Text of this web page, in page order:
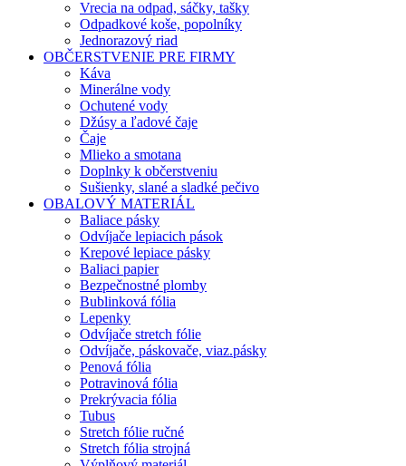
Vrecia na odpad, sáčky, tašky
Odpadkové koše, popolníky
Jednorazový riad
OBČERSTVENIE PRE FIRMY
Káva
Minerálne vody
Ochutené vody
Džúsy a ľadové čaje
Čaje
Mlieko a smotana
Doplnky k občerstveniu
Sušienky, slané a sladké pečivo
OBALOVÝ MATERIÁL
Baliace pásky
Odvíjače lepiacich pások
Krepové lepiace pásky
Baliaci papier
Bezpečnostné plomby
Bublinková fólia
Lepenky
Odvíjače stretch fólie
Odvíjače, páskovače, viaz.pásky
Penová fólia
Potravinová fólia
Prekrývacia fólia
Tubus
Stretch fólie ručné
Stretch fólia strojná